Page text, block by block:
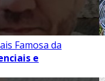
Famosa da
e